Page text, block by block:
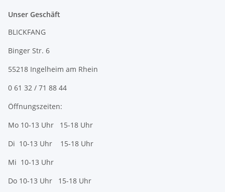
Unser Geschäft
BLICKFANG
Binger Str. 6
55218 Ingelheim am Rhein
0 61 32 / 71 88 44
Öffnungszeiten:
Mo 10-13 Uhr 15-18 Uhr
Di 10-13 Uhr 15-18 Uhr
Mi 10-13 Uhr
Do 10-13 Uhr 15-18 Uhr